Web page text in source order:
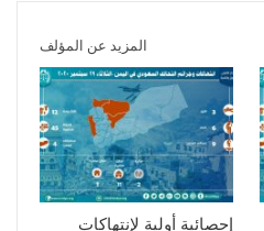
المزيد عن المؤلف
إحصائية أولية لإنتهاكات